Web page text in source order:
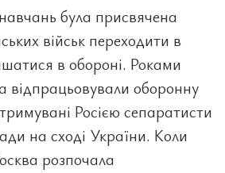
була присвячена
військ переходити в
в обороні. Роками
відпрацьовували оборонну
Росією сепаратисти
на сході України. Коли
розпочала